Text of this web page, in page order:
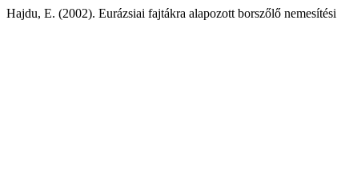
Hajdu, E. (2002). Eurázsiai fajtákra alapozott borszőlő